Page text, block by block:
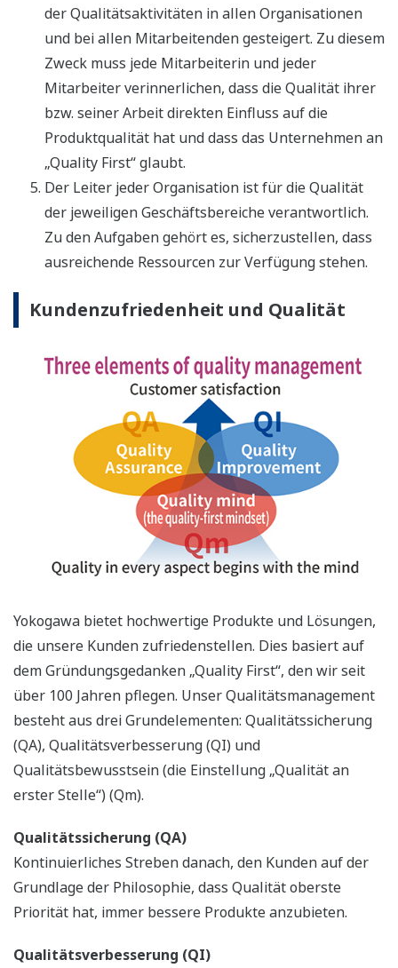
der Qualitätsaktivitäten in allen Organisationen
und bei allen Mitarbeitenden gesteigert. Zu diesem
Zweck muss jede Mitarbeiterin und jeder
Mitarbeiter verinnerlichen, dass die Qualität ihrer
bzw. seiner Arbeit direkten Einfluss auf die
Produktqualität hat und dass das Unternehmen an
„Quality First“ glaubt.
Der Leiter jeder Organisation ist für die Qualität
der jeweiligen Geschäftsbereiche verantwortlich.
Zu den Aufgaben gehört es, sicherzustellen, dass
ausreichende Ressourcen zur Verfügung stehen.
Kundenzufriedenheit und Qualität
Yokogawa bietet hochwertige Produkte und Lösungen,
die unsere Kunden zufriedenstellen. Dies basiert auf
dem Gründungsgedanken „Quality First“, den wir seit
über 100 Jahren pflegen. Unser Qualitätsmanagement
besteht aus drei Grundelementen: Qualitätssicherung
(QA), Qualitätsverbesserung (QI) und
Qualitätsbewusstsein (die Einstellung „Qualität an
erster Stelle“) (Qm).
Qualitätssicherung (QA)
Kontinuierliches Streben danach, den Kunden auf der
Grundlage der Philosophie, dass Qualität oberste
Priorität hat, immer bessere Produkte anzubieten.
Qualitätsverbesserung (QI)